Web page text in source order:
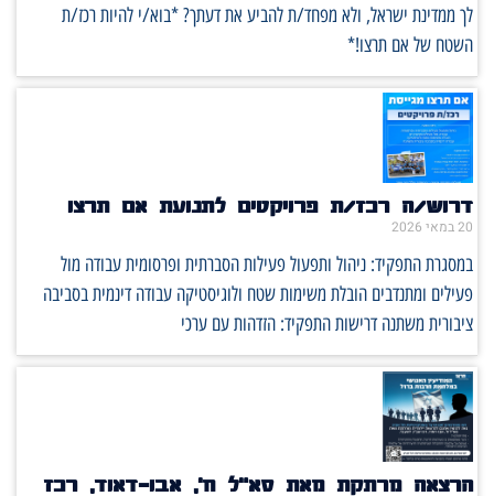
לך ממדינת ישראל, ולא מפחד/ת להביע את דעתך? *בוא/י להיות רכז/ת
השטח של אם תרצו!*
דרוש/ה רכז/ת פרויקטים לתנועת אם תרצו
20 במאי 2026
במסגרת התפקיד: ניהול ותפעול פעילות הסברתית ופרסומית עבודה מול
פעילים ומתנדבים הובלת משימות שטח ולוגיסטיקה עבודה דינמית בסביבה
ציבורית משתנה דרישות התפקיד: הזדהות עם ערכי
הרצאה מרתקת מאת סא"ל ח', אבו-דאוד, רכז